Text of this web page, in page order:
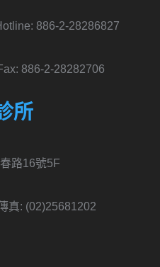
886-2-28286827
886-2-28282706
所
路16號5F
真: (02)25681202